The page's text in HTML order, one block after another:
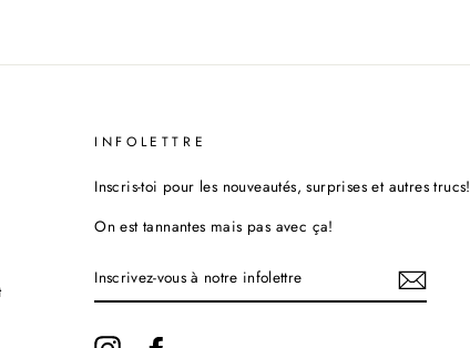
INFOLETTRE
Inscris-toi pour les nouveautés, surprises et autres trucs!
On est tannantes mais pas avec ça!
VOUS
À
INFOLETTRE